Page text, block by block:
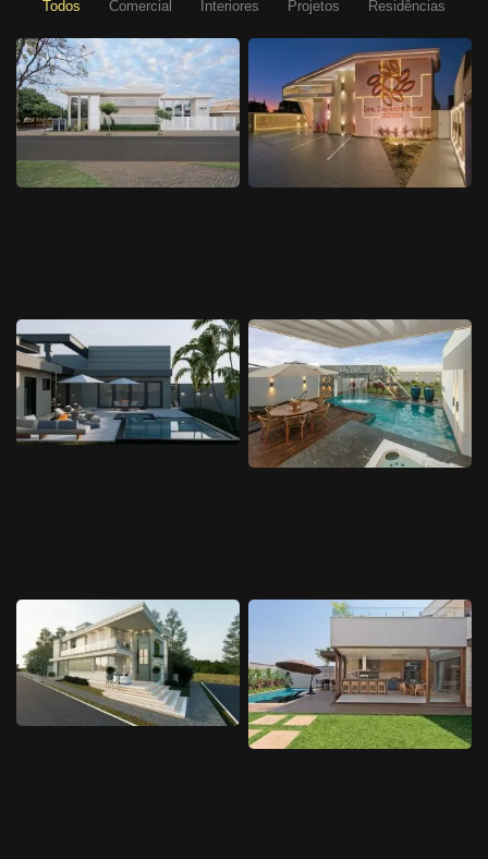
Todos Comercial Interiores Projetos Residências